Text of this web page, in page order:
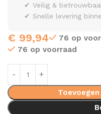
✔ Veilig &
✔ Snelle levering
€ 99,94
76 op
76 op voorraad